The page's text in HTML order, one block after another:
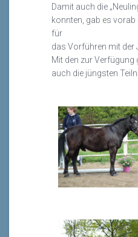
Damit auch die
konnten, gab es
für
das Vorführen mit der
Mit den zur
auch die jüngsten